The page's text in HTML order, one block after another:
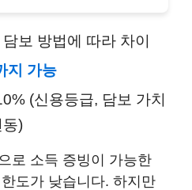
보 방법에 따라 차이
지 가능
(신용등급, 담보 가치
동)
로 소득 증빙이 가능한
도가 낮습니다. 하지만